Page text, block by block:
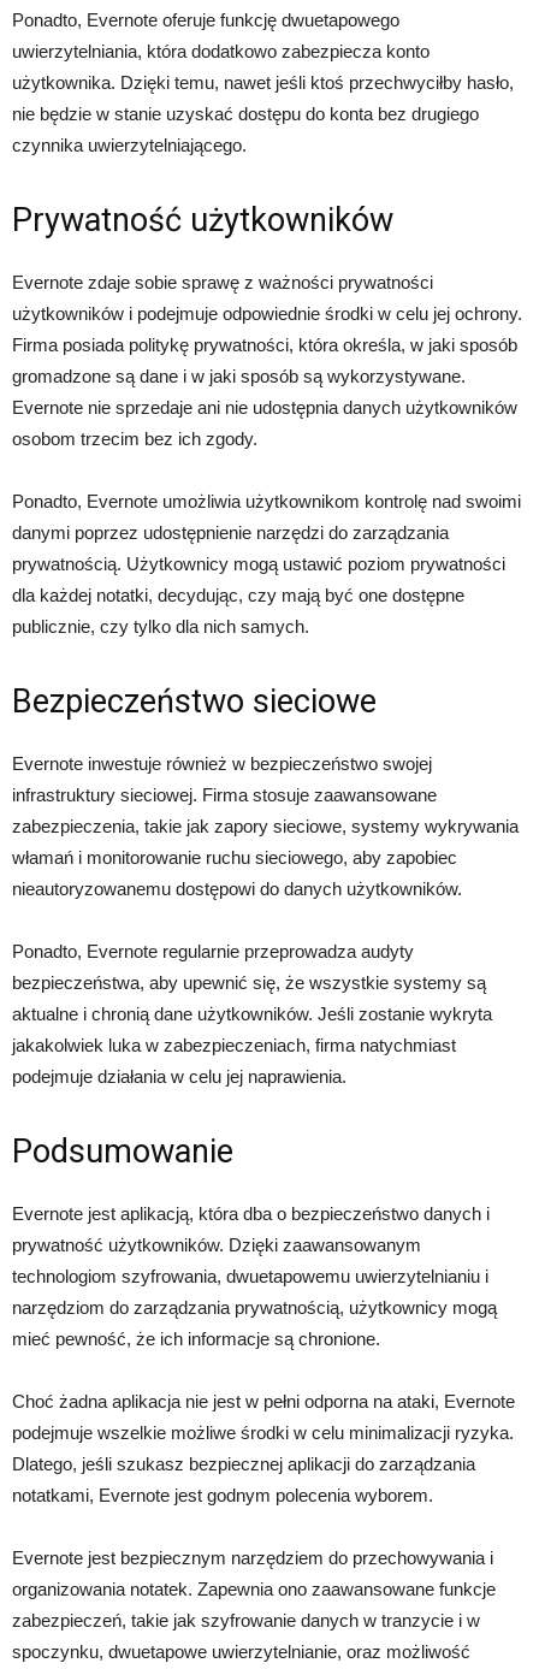
Ponadto, Evernote oferuje funkcję dwuetapowego
uwierzytelniania, która dodatkowo zabezpiecza konto
użytkownika. Dzięki temu, nawet jeśli ktoś przechwyciłby hasło,
nie będzie w stanie uzyskać dostępu do konta bez drugiego
czynnika uwierzytelniającego.
Prywatność użytkowników
Evernote zdaje sobie sprawę z ważności prywatności
użytkowników i podejmuje odpowiednie środki w celu jej ochrony.
Firma posiada politykę prywatności, która określa, w jaki sposób
gromadzone są dane i w jaki sposób są wykorzystywane.
Evernote nie sprzedaje ani nie udostępnia danych użytkowników
osobom trzecim bez ich zgody.
Ponadto, Evernote umożliwia użytkownikom kontrolę nad swoimi
danymi poprzez udostępnienie narzędzi do zarządzania
prywatnością. Użytkownicy mogą ustawić poziom prywatności
dla każdej notatki, decydując, czy mają być one dostępne
publicznie, czy tylko dla nich samych.
Bezpieczeństwo sieciowe
Evernote inwestuje również w bezpieczeństwo swojej
infrastruktury sieciowej. Firma stosuje zaawansowane
zabezpieczenia, takie jak zapory sieciowe, systemy wykrywania
włamań i monitorowanie ruchu sieciowego, aby zapobiec
nieautoryzowanemu dostępowi do danych użytkowników.
Ponadto, Evernote regularnie przeprowadza audyty
bezpieczeństwa, aby upewnić się, że wszystkie systemy są
aktualne i chronią dane użytkowników. Jeśli zostanie wykryta
jakakolwiek luka w zabezpieczeniach, firma natychmiast
podejmuje działania w celu jej naprawienia.
Podsumowanie
Evernote jest aplikacją, która dba o bezpieczeństwo danych i
prywatność użytkowników. Dzięki zaawansowanym
technologiom szyfrowania, dwuetapowemu uwierzytelnianiu i
narzędziom do zarządzania prywatnością, użytkownicy mogą
mieć pewność, że ich informacje są chronione.
Choć żadna aplikacja nie jest w pełni odporna na ataki, Evernote
podejmuje wszelkie możliwe środki w celu minimalizacji ryzyka.
Dlatego, jeśli szukasz bezpiecznej aplikacji do zarządzania
notatkami, Evernote jest godnym polecenia wyborem.
Evernote jest bezpiecznym narzędziem do przechowywania i
organizowania notatek. Zapewnia ono zaawansowane funkcje
zabezpieczeń, takie jak szyfrowanie danych w tranzycie i w
spoczynku, dwuetapowe uwierzytelnianie, oraz możliwość